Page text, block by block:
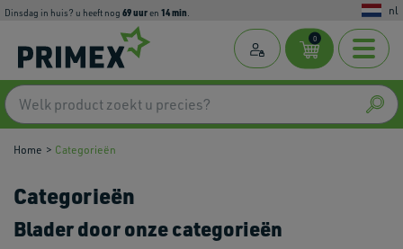
dinsdag in huis? u heeft nog 69uuren 14min nl
0
Home Categorieën
Categorieën
Blader door onze categorieën